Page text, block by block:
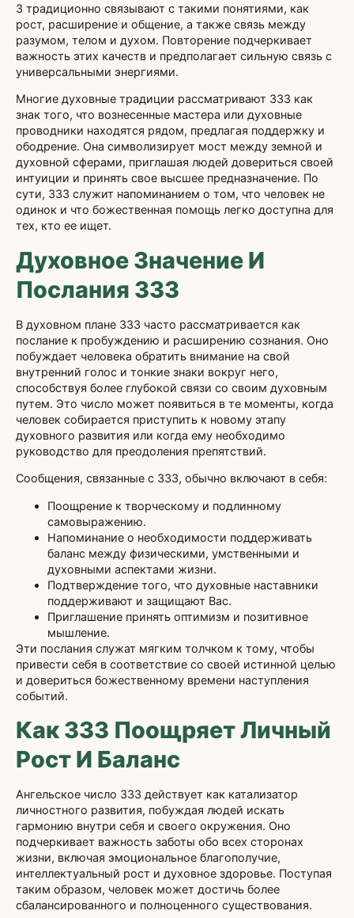
3 традиционно связывают с такими понятиями, как
рост, расширение и общение, а также связь между
разумом, телом и духом. Повторение подчеркивает
важность этих качеств и предполагает сильную связь с
универсальными энергиями.
Многие духовные традиции рассматривают 333 как
знак того, что вознесенные мастера или духовные
проводники находятся рядом, предлагая поддержку и
ободрение. Она символизирует мост между земной и
духовной сферами, приглашая людей довериться своей
интуиции и принять свое высшее предназначение. По
сути, 333 служит напоминанием о том, что человек не
одинок и что божественная помощь легко доступна для
тех, кто ее ищет.
Духовное Значение И
Послания 333
В духовном плане 333 часто рассматривается как
послание к пробуждению и расширению сознания. Оно
побуждает человека обратить внимание на свой
внутренний голос и тонкие знаки вокруг него,
способствуя более глубокой связи со своим духовным
путем. Это число может появиться в те моменты, когда
человек собирается приступить к новому этапу
духовного развития или когда ему необходимо
руководство для преодоления препятствий.
Сообщения, связанные с 333, обычно включают в себя:
Поощрение к творческому и подлинному
самовыражению.
Напоминание о необходимости поддерживать
баланс между физическими, умственными и
духовными аспектами жизни.
Подтверждение того, что духовные наставники
поддерживают и защищают Вас.
Приглашение принять оптимизм и позитивное
мышление.
Эти послания служат мягким толчком к тому, чтобы
привести себя в соответствие со своей истинной целью
и довериться божественному времени наступления
событий.
Как 333 Поощряет Личный
Рост И Баланс
Ангельское число 333 действует как катализатор
личностного развития, побуждая людей искать
гармонию внутри себя и своего окружения. Оно
подчеркивает важность заботы обо всех сторонах
жизни, включая эмоциональное благополучие,
интеллектуальный рост и духовное здоровье. Поступая
таким образом, человек может достичь более
сбалансированного и полноценного существования.